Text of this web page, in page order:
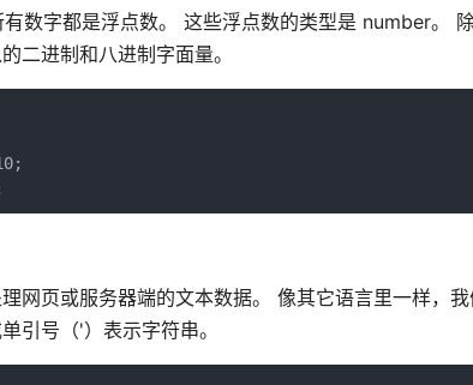
数字都是浮点数。 这些浮点数的类型是 number。
二进制和八进制字面量。
网页或服务器端的文本数据。 像其它语言里一样，
引号（'）表示字符串。